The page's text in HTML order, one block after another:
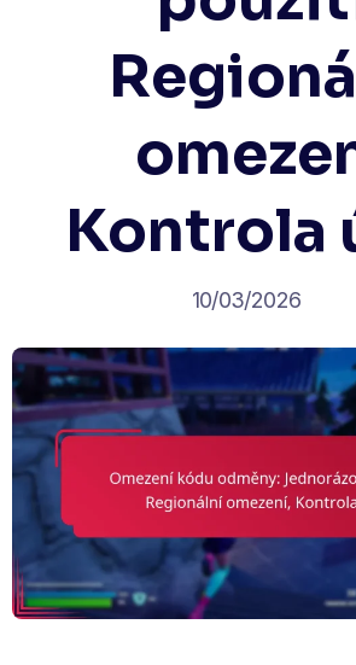
Kontrola
10/03/2026